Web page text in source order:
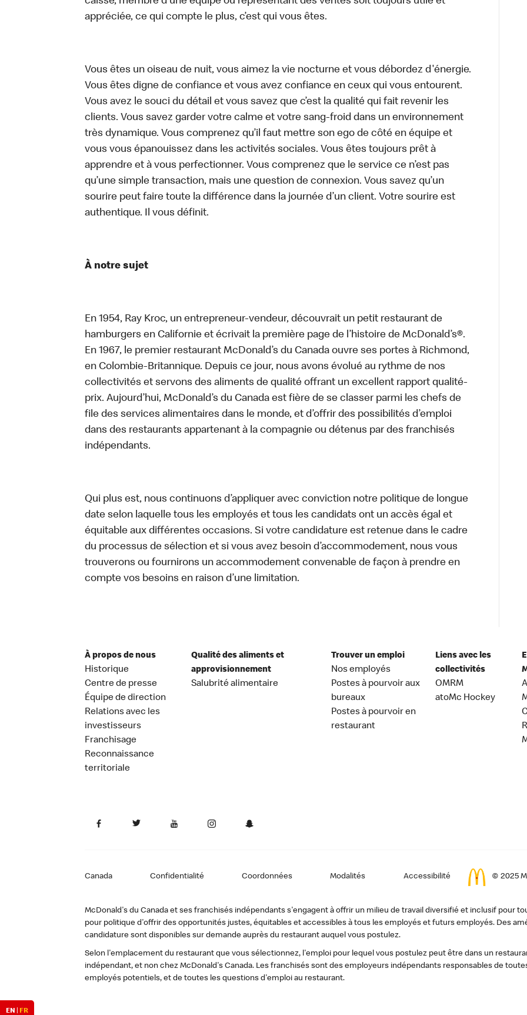
appréciée, ce qui compte le plus, c’est qui vous êtes.
Vous êtes un oiseau de nuit, vous aimez la vie nocturne et vous débordez d'énergie.
Vous êtes digne de confiance et vous avez confiance en ceux qui vous entourent.
Vous avez le souci du détail et vous savez que c’est la qualité qui fait revenir les
clients. Vous savez garder votre calme et votre sang-froid dans un environnement
très dynamique. Vous comprenez qu’il faut mettre son ego de côté en équipe et
vous vous épanouissez dans les activités sociales. Vous êtes toujours prêt à
apprendre et à vous perfectionner. Vous comprenez que le service ce n’est pas
qu’une simple transaction, mais une question de connexion. Vous savez qu’un
sourire peut faire toute la différence dans la journée d’un client. Votre sourire est
authentique. Il vous définit.
À notre sujet
En 1954, Ray Kroc, un entrepreneur-vendeur, découvrait un petit restaurant de
hamburgers en Californie et écrivait la première page de l’histoire de McDonald’s®.
En 1967, le premier restaurant McDonald’s du Canada ouvre ses portes à Richmond,
en Colombie-Britannique. Depuis ce jour, nous avons évolué au rythme de nos
collectivités et servons des aliments de qualité offrant un excellent rapport qualité-
prix. Aujourd’hui, McDonald’s du Canada est fière de se classer parmi les chefs de
file des services alimentaires dans le monde, et d’offrir des possibilités d’emploi
dans des restaurants appartenant à la compagnie ou détenus par des franchisés
indépendants.
Qui plus est, nous continuons d’appliquer avec conviction notre politique de longue
date selon laquelle tous les employés et tous les candidats ont un accès égal et
équitable aux différentes occasions. Si votre candidature est retenue dans le cadre
du processus de sélection et si vous avez besoin d’accommodement, nous vous
trouverons ou fournirons un accommodement convenable de façon à prendre en
compte vos besoins en raison d’une limitation.
À propos de nous
Historique
Centre de presse
Équipe de direction
Relations avec les
investisseurs
Franchisage
Reconnaissance
territoriale
Qualité des aliments et
approvisionnement
Salubrité alimentaire
Trouver un emploi
Nos employés
Postes à pourvoir aux
bureaux
Postes à pourvoir en
restaurant
Liens avec les
collectivités
OMRM
atoMc Hockey
Canada Confidentialité Coordonnées Modalités Accessibilité © 2025
McDonald's du Canada et ses franchisés indépendants s'engagent à offrir un milieu de travail diversifié et inclusif pour
pour politique d'offrir des opportunités justes, équitables et accessibles à tous les employés et futurs employés. Des
candidature sont disponibles sur demande auprès du restaurant auquel vous postulez.
Selon l'emplacement du restaurant que vous sélectionnez, l'emploi pour lequel vous postulez peut être dans un
indépendant, et non chez McDonald's Canada. Les franchisés sont des employeurs indépendants responsables de
employés potentiels, et de toutes les questions d'emploi au restaurant.
EN FR